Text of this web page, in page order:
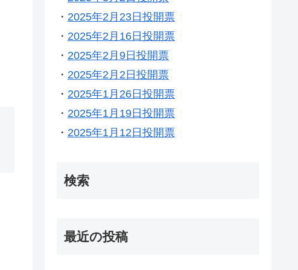
・ 2025年2月23日投開票
・ 2025年2月16日投開票
・ 2025年2月9日投開票
・ 2025年2月2日投開票
・ 2025年1月26日投開票
・ 2025年1月19日投開票
・ 2025年1月12日投開票
検索
最近の投稿